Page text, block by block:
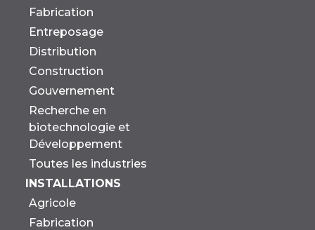
Fabrication
Entreposage
Distribution
Construction
Gouvernement
Recherche en
biotechnologie et
Développement
Toutes les industries
INSTALLATIONS
Agricole
Fabrication